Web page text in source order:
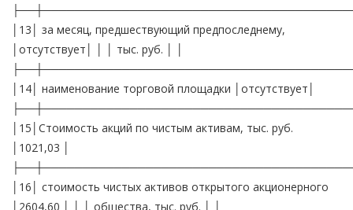
│13│ за месяц, предшествующий предпоследнему,
│отсутствует│ │ │ тыс. руб. │ │
│14│ наименование торговой площадки │отсутствует│
│15│Стоимость акций по чистым активам, тыс. руб.
│1021,03 │
│16│ стоимость чистых активов открытого акционерного
│2604,60 │ │ │ общества, тыс. руб. │ │